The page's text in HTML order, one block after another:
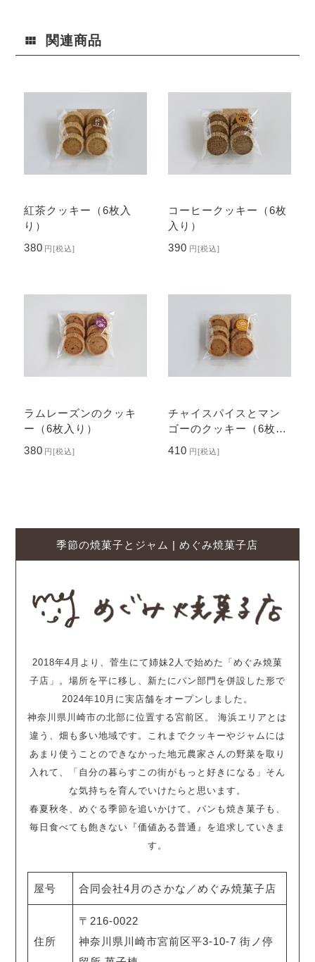
関連商品
紅茶クッキー（6枚入
り）
380 円 [税込]
コーヒークッキー（6枚
入り）
390 円 [税込]
ラムレーズンのクッキ
ー（6枚入り）
380 円[税込]
チャイスパイスとマン
ゴーのクッキー（6枚入
り）
410 円[税込]
季節の焼菓子とジャム | めぐみ焼菓子店
2018年4月より、菅生にて姉妹2人で始めた「めぐみ焼菓
子店」。場所を平に移し、新たにパン部門を併設した形で
2024年10月に実店舗をオープンしました。
神奈川県川崎市の北部に位置する宮前区。 海浜エリアとは
違う、畑も多い地域です。これまでクッキーやジャムには
あまり使うことのできなかった地元農家さんの野菜を取り
入れて、「自分の暮らすこの街がもっと好きになる」そん
な気持ちを育んでいけたらと思います。
春夏秋冬、めぐる季節を追いかけて。パンも焼き菓子も、
毎日食べても飽きない『価値ある普通』を追求していきま
す。
屋号 合同会社4月のさかな／めぐみ焼菓子店
住所
〒216-0022
神奈川県川崎市宮前区平3-10-7 街ノ停